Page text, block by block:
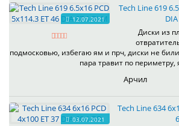
12.07.2021
Tech Line 619
Диски из
подмосковью, избегаю ям и прч, диски не
пара травит по периметру,
Арчил
03.07.2021
Tech Line 634